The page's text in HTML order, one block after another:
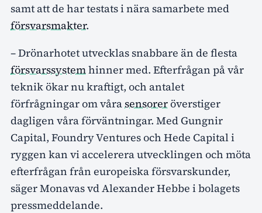
samt att de har testats i nära samarbete med
försvarsmakter.
– Drönarhotet utvecklas snabbare än de flesta
försvarssystemhinner med. Efterfrågan på vår
teknik ökar nu kraftigt, och antalet
förfrågningar om vårasensoreröverstiger
dagligen våra förväntningar. Med Gungnir
Capital, Foundry Ventures och Hede Capital i
ryggen kan vi accelerera utvecklingen och möta
efterfrågan från europeiska försvarskunder,
säger Monavas vd Alexander Hebbe i bolagets
pressmeddelande.